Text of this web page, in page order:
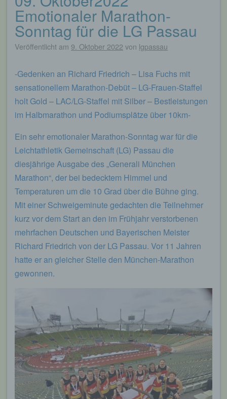
Emotionaler Marathon-
Sonntag für die LG Passau
Veröffentlicht am 9. Oktober 2022 von lgpassau
-Gedenken an Richard Friedrich – Lisa Fuchs mit
sensationellem Marathon-Debüt – LG-Frauen-Staffel
holt Gold – LAC/LG-Staffel mit Silber – Bestleistungen
im Halbmarathon und Podiumsplätze über 10km-
Ein sehr emotionaler Marathon-Sonntag war für die
Leichtathletik Gemeinschaft (LG) Passau die
diesjährige Ausgabe des „Generali München
Marathon“, der bei bedecktem Himmel und
Temperaturen um die 10 Grad über die Bühne ging.
Mit einer Schweigeminute gedachten die Teilnehmer
kurz vor dem Start an den im Frühjahr verstorbenen
mehrfachen Deutschen und Bayerischen Meister
Richard Friedrich von der LG Passau. Vor 11 Jahren
hatte er an gleicher Stelle den München-Marathon
gewonnen.